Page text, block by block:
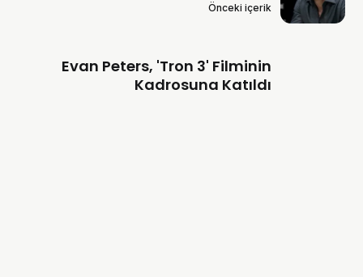
Önceki içerik
Evan Peters, 'Tron 3' Filminin
Kadrosuna Katıldı